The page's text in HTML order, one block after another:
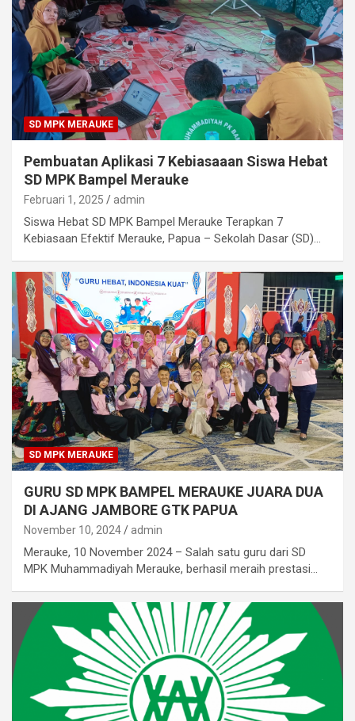
SD MPK MERAUKE
Pembuatan Aplikasi 7 Kebiasaaan Siswa Hebat
SD MPK Bampel Merauke
Februari 1, 2025 admin
Siswa Hebat SD MPK Bampel Merauke Terapkan 7
Kebiasaan Efektif Merauke, Papua – Sekolah Dasar (SD)…
SD MPK MERAUKE
GURU SD MPK BAMPEL MERAUKE JUARA DUA
DI AJANG JAMBORE GTK PAPUA
November 10, 2024 admin
Merauke, 10 November 2024 – Salah satu guru dari SD
MPK Muhammadiyah Merauke, berhasil meraih prestasi…